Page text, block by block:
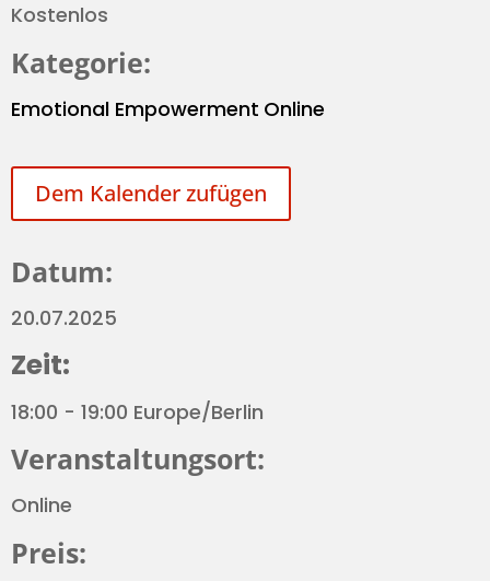
Kostenlos
Kategorie:
Emotional Empowerment Online
Dem Kalender zufügen
Datum:
20.07.2025
Zeit:
18:00 - 19:00 Europe/Berlin
Veranstaltungsort:
Online
Preis: